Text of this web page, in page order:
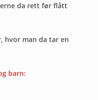
da rett før flått
hvor man da tar en
barn: